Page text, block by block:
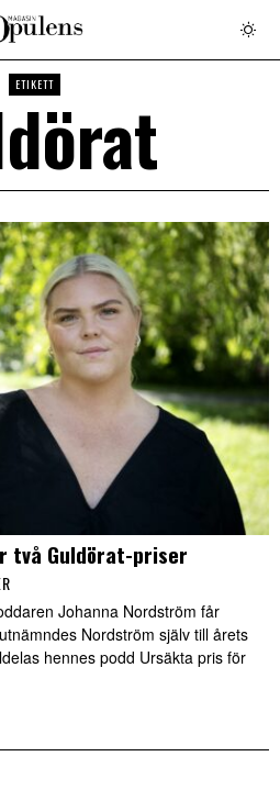
ETIKETT
två Guldörat-priser
Johanna Nordström får
Nordström själv till årets
hennes podd Ursäkta pris för